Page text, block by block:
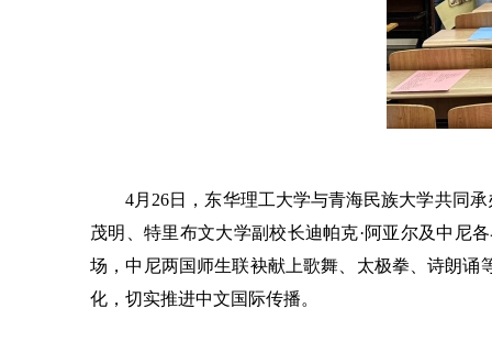
4月26日，东华理工大学与青海民族大学共同
茂明、特里布文大学副校长迪帕克·阿亚尔及中尼
场，中尼两国师生联袂献上歌舞、太极拳、诗朗
化，切实推进中文国际传播。